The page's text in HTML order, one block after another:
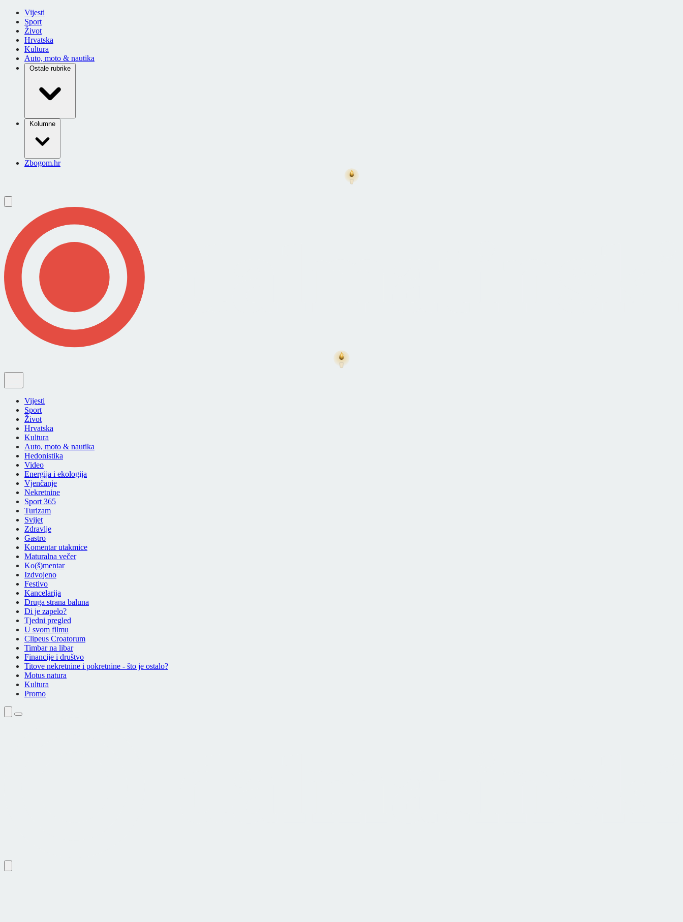
Vijesti
Sport
Život
Hrvatska
Kultura
Auto, moto & nautika
Ostale rubrike
Kolumne
Zbogom.hr
Vijesti
Sport
Život
Hrvatska
Kultura
Auto, moto & nautika
Hedonistika
Video
Energija i ekologija
Vjenčanje
Nekretnine
Sport 365
Turizam
Svijet
Zdravlje
Gastro
Komentar utakmice
Maturalna večer
Ko(š)mentar
Izdvojeno
Festivo
Kancelarija
Druga strana baluna
Di je zapelo?
Tjedni pregled
U svom filmu
Clipeus Croatorum
Timbar na libar
Financije i društvo
Titove nekretnine i pokretnine - što je ostalo?
Motus natura
Kultura
Promo